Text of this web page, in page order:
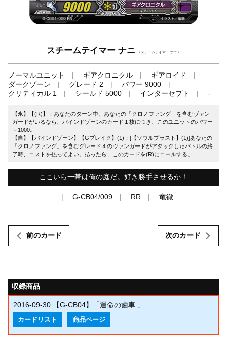
スチームテイマー ナニ （スチームテイマー ナニ）
ノーマルユニット ギアクロニクル
ギアロイド
ダークゾーン
グレード 2
パワー 9000
クリティカル 1
シールド 5000 インターセプト -
【永】【(R)】：あなたのターン中、あなたの「クロノファング」を含むヴァン
ガードがいるなら、バインドゾーンのカード１枚につき、このユニットのパワー
＋1000。
【自】【バインドゾーン】【Gブレイク】(1)：[【ソウルブラスト】(1)]あなたの
「クロノファング」を含むグレード４のヴァンガードがアタックしたバトルの終
了時、コストを払ってよい。払ったら、このカードを(R)にコールする。
ここいら一帯は俺の庭だ。好き勝手させるか！
G-CB04/009 RR 竜徹
前のカード 次のカード
収録商品
2016-09-30 【G-CB04】「運命の歯車 」
カードリスト 商品ページ